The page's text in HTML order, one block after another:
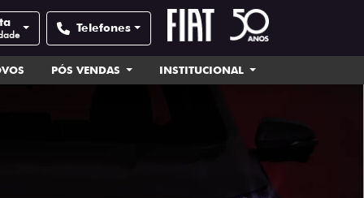
Telefones
PÓS VENDAS INSTITUCIONAL